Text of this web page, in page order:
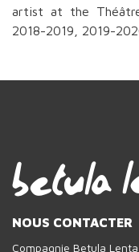
artist at the
2018-2019, 2019-
NOUS CONTACTER
Compagnie Betula Lenta